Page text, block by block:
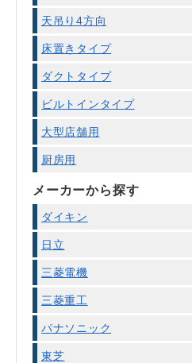
天吊り4方向
床置きタイプ
ダクトタイプ
ビルトインタイプ
大型店舗用
厨房用
メーカーから探す
ダイキン
日立
三菱電機
三菱重工
パナソニック
東芝